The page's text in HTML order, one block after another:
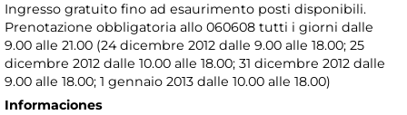
Ingresso gratuito fino ad esaurimento posti disponibili.
Prenotazione obbligatoria allo 060608 tutti i giorni dalle
9.00 alle 21.00 (24 dicembre 2012 dalle 9.00 alle 18.00; 25
dicembre 2012 dalle 10.00 alle 18.00; 31 dicembre 2012 dalle
9.00 alle 18.00; 1 gennaio 2013 dalle 10.00 alle 18.00)
Informaciones